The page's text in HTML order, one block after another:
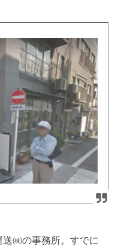
㈱の事務所。すでに